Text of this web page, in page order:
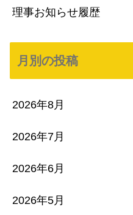
理事お知らせ履歴
月別の投稿
2026年8月
2026年7月
2026年6月
2026年5月